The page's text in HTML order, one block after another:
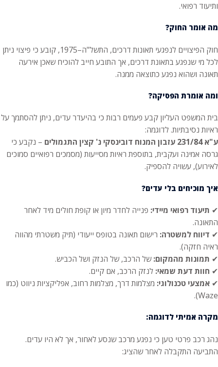
ותיעוד רפואי.
מה אומר החוק?
חוק הפיצויים לנפגעי תאונות דרכים, התשל"ה–1975, קובע כי פיצוי ניתן
לכל מי שנפגע בתאונת דרכים, אך התובע חייב להוכיח שאכן אירעה
תאונה ושהוא נפגע כתוצאה ממנה.
ומה אומרת הפסיקה?
בית המשפט העליון קבע פעמים רבות כי בהיעדר עדים, ניתן להסתמך על
ראיות נסיבתיות. לדוגמה:
ע"א 231/84 עזבון המנוח דובינסקי נ' קצין התגמולים
– נקבע כי
גרסה אמינה ועקבית, בתוספת ראיות מסייעות (מסמכים רפואיים סמוכים
לאירוע), עשויה להספיק.
איך מוכיחים בלי עדים?
✔ תיעוד רפואי מיידי: פנייה לחדר מיון או קופת חולים מיד לאחר
התאונה.
✔ דיווח למשטרה: רישום תאונה בטופס ייעודי (תיק משטרתי מהווה
ראיה חזקה).
✔ תמונות מהמקום: של הרכב, של הנזק ושל הכביש.
✔ חוות דעת שמאי: לנזק הרכב, אם קיים.
✔ אמצעי טכנולוגי: מצלמות דרך, מצלמות רחוב, אפליקציות ניווט (כמו
Waze).
מקרה אמיתי לדוגמה:
נהג רכב פרטי טען כי נפגע מרכב שנסע לאחור, אך לא היו עדים.
התביעה התקבלה לאחר שהציג: